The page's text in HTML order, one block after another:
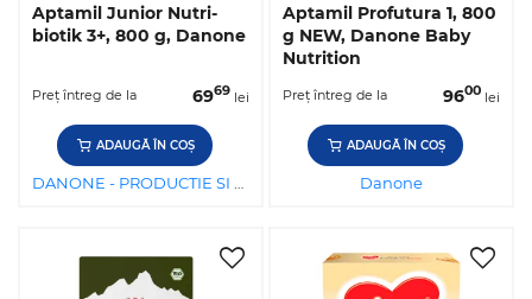
Aptamil Junior Nutri-
biotik 3+, 800 g, Danone
Preț întreg de la 6969 lei
ADAUGĂ ÎN COȘ
Aptamil Profutura 1, 800
g NEW, Danone Baby
Nutrition
Preț întreg de la 9600 lei
ADAUGĂ ÎN COȘ
Danone